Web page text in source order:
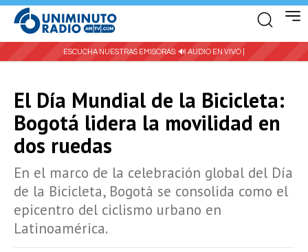
ESCUCHA NUESTRAS EMISORAS: 🔊 AUDIO EN VIVO |
El Día Mundial de la Bicicleta:
Bogotá lidera la movilidad en
dos ruedas
En el marco de la celebración global del Día
de la Bicicleta, Bogotá se consolida como el
epicentro del ciclismo urbano en
Latinoamérica.